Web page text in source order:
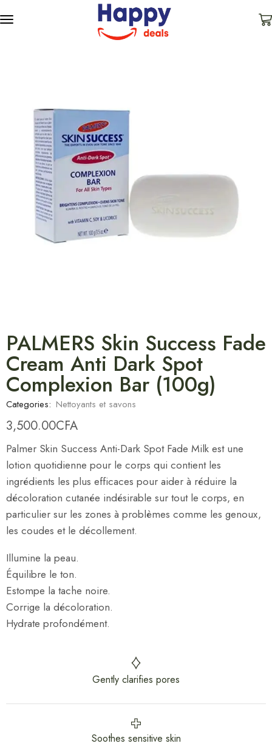
PALMERS Skin Success Fade
Cream Anti Dark Spot
Complexion Bar (100g)
Categories: Nettoyants et savons
3,500.00CFA
Palmer Skin Success Anti-Dark Spot Fade Milk est une
lotion quotidienne pour le corps qui contient les
ingrédients les plus efficaces pour aider à réduire la
décoloration cutanée indésirable sur tout le corps, en
particulier sur les zones à problèmes comme les genoux,
les coudes et le décollement.
Illumine la peau.
Équilibre le ton.
Estompe la tache noire.
Corrige la décoloration.
Hydrate profondément.
Gently clarifies pores
Soothes sensitive skin